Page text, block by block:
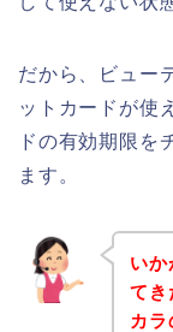
だから、ビュー
ットカードが使
ドの有効期限を
ます。
いか
てき
カ